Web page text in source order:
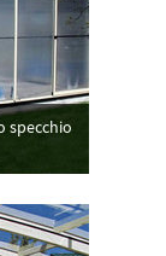
specchio